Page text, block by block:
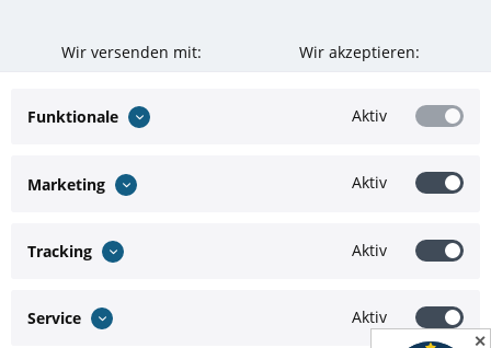
✕
Wir versenden mit: Wir akzeptieren:
Funktionale Aktiv
Marketing Aktiv
Tracking Aktiv
Service Aktiv